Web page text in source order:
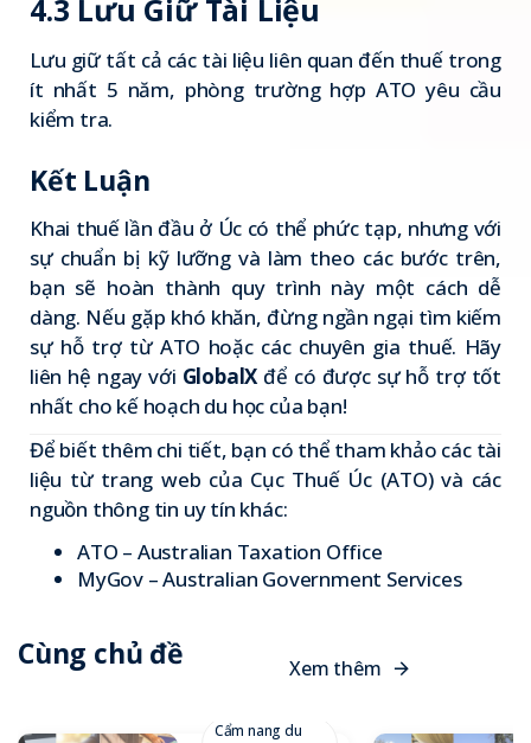
4.3 Lưu Giữ Tài Liệu
Lưu giữ tất cả các tài liệu liên quan đến thuế trong
ít nhất 5 năm, phòng trường hợp ATO yêu cầu
kiểm tra.
Kết Luận
Khai thuế lần đầu ở Úc có thể phức tạp, nhưng với
sự chuẩn bị kỹ lưỡng và làm theo các bước trên,
bạn sẽ hoàn thành quy trình này một cách dễ
dàng. Nếu gặp khó khăn, đừng ngần ngại tìm kiếm
sự hỗ trợ từ ATO hoặc các chuyên gia thuế. Hãy
liên hệ ngay với GlobalX để có được sự hỗ trợ tốt
nhất cho kế hoạch du học của bạn!
Để biết thêm chi tiết, bạn có thể tham khảo các tài
liệu từ trang web của Cục Thuế Úc (ATO) và các
nguồn thông tin uy tín khác:
ATO – Australian Taxation Office
MyGov – Australian Government Services
Cùng chủ đề Xem thêm
Cẩm nang du